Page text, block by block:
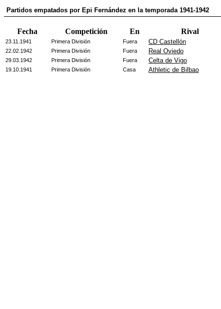
Partidos empatados por Epi Fernández en la temporada 1941-1942
Fecha Competición En Rival
23.11.1941 Primera División Fuera CD Castellón
22.02.1942 Primera División Fuera Real Oviedo
29.03.1942 Primera División Fuera Celta de Vigo
19.10.1941 Primera División Casa Athletic de Bilbao